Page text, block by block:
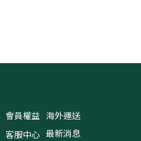
會員權益 海外運送
客服中心 最新消息